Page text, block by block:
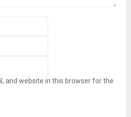
and website in this browser for the